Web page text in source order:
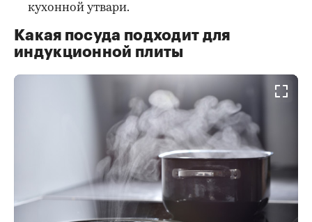
кухонной утвари.
Какая посуда подходит для
индукционной плиты